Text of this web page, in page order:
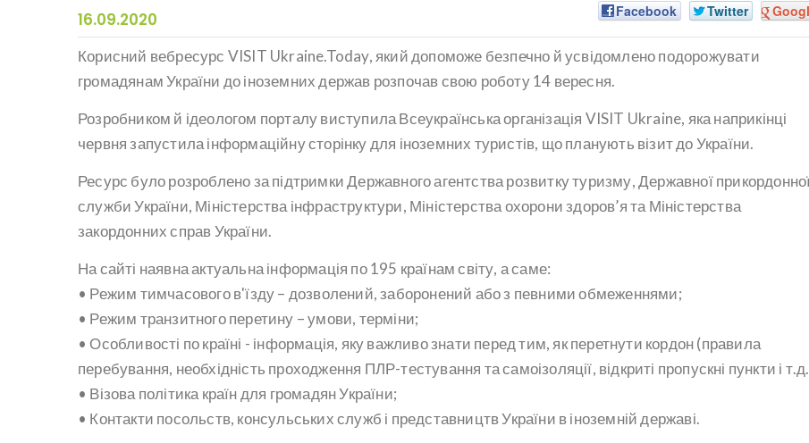
16.09.2020 Facebook Twitter
Корисний вебресурс VISIT Ukraine.Today, який допоможе безпечно й усвідомлено подорожувати
громадянам України до іноземних держав розпочав свою роботу 14 вересня.
Розробником й ідеологом порталу виступила Всеукраїнська організація VISIT Ukraine, яка наприкінці
червня запустила інформаційну сторінку для іноземних туристів, що планують візит до України.
Ресурс було розроблено за підтримки Державного агентства розвитку туризму, Державної
служби України, Міністерства інфраструктури, Міністерства охорони здоров’я та Міністерства
закордонних справ України.
На сайті наявна актуальна інформація по 195 країнам світу, а саме:
• Режим тимчасового в'їзду – дозволений, заборонений або з певними обмеженнями;
• Режим транзитного перетину – умови, терміни;
• Особливості по країні - інформація, яку важливо знати перед тим, як перетнути кордон (правила
перебування, необхідність проходження ПЛР-тестування та самоізоляції, відкриті пропускні пункти і
• Візова політика країн для громадян України;
• Контакти посольств, консульських служб і представництв України в іноземній державі.